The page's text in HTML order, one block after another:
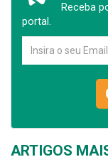
Receba
portal.
ARTIGOS